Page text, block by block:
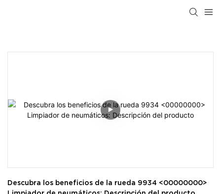
Descubra los beneficios de la rueda 9934 <00000000>